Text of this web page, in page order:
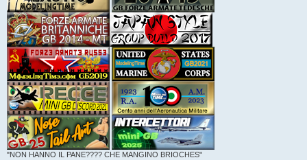
"NON HANNO IL PANE???? CHE MANGINO BRIOCHES"